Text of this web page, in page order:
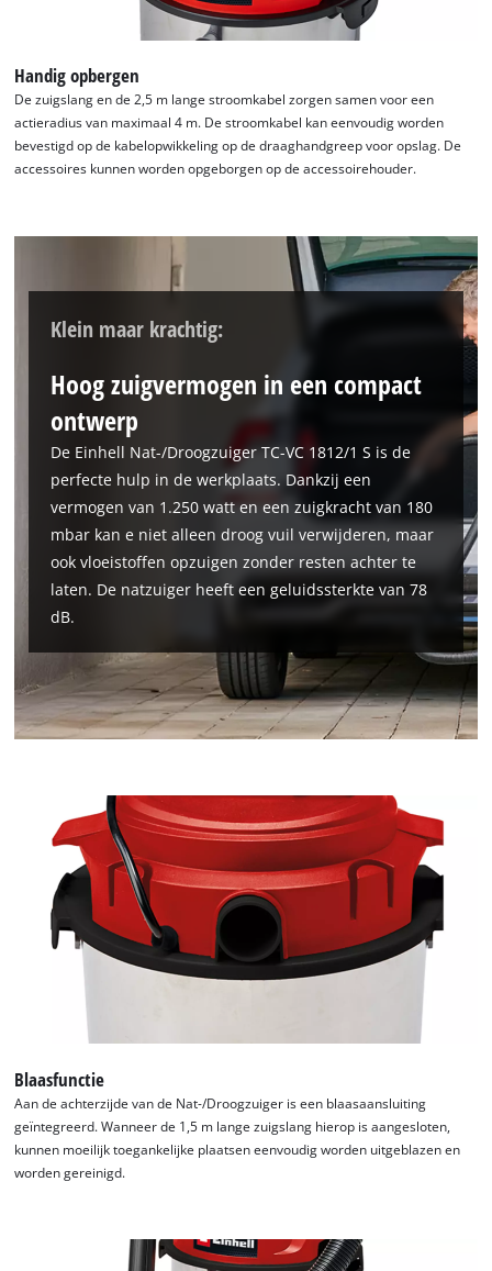
We hebben uw toestemming nodig om
de Google Maps dienst te laden!
the site with their CMP to add this content
to the list of technologies used.
Powered byUsercentrics Consent
Handig opbergen
De zuigslang en de 2,5 m lange stroomkabel zorgen samen voor een
actieradius van maximaal 4 m. De stroomkabel kan eenvoudig worden
bevestigd op de kabelopwikkeling op de draaghandgreep voor opslag. De
accessoires kunnen worden opgeborgen op de accessoirehouder.
Klein maar krachtig:
Hoog zuigvermogen in een compact
ontwerp
De Einhell Nat-/Droogzuiger TC-VC 1812/1 S is de
perfecte hulp in de werkplaats. Dankzij een
vermogen van 1.250 watt en een zuigkracht van 180
mbar kan e niet alleen droog vuil verwijderen, maar
ook vloeistoffen opzuigen zonder resten achter te
laten. De natzuiger heeft een geluidssterkte van 78
dB.
Blaasfunctie
Aan de achterzijde van de Nat-/Droogzuiger is een blaasaansluiting
geïntegreerd. Wanneer de 1,5 m lange zuigslang hierop is aangesloten,
kunnen moeilijk toegankelijke plaatsen eenvoudig worden uitgeblazen en
worden gereinigd.